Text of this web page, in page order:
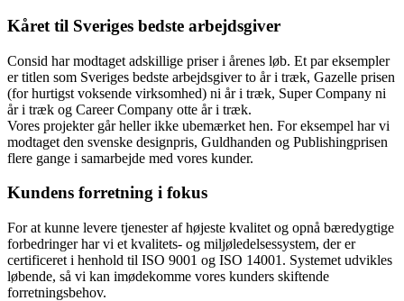
Kåret til Sveriges bedste arbejdsgiver
Consid har modtaget adskillige priser i årenes løb. Et par eksempler
er titlen som Sveriges bedste arbejdsgiver to år i træk, Gazelle prisen
(for hurtigst voksende virksomhed) ni år i træk, Super Company ni
år i træk og Career Company otte år i træk.
Vores projekter går heller ikke ubemærket hen. For eksempel har vi
modtaget den svenske designpris, Guldhanden og Publishingprisen
flere gange i samarbejde med vores kunder.
Kundens forretning i fokus
For at kunne levere tjenester af højeste kvalitet og opnå bæredygtige
forbedringer har vi et kvalitets- og miljøledelsessystem, der er
certificeret i henhold til ISO 9001 og ISO 14001. Systemet udvikles
løbende, så vi kan imødekomme vores kunders skiftende
forretningsbehov.